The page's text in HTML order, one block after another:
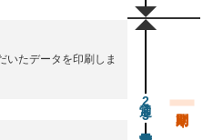
いたデータを印刷しま
通常23営業日後出荷